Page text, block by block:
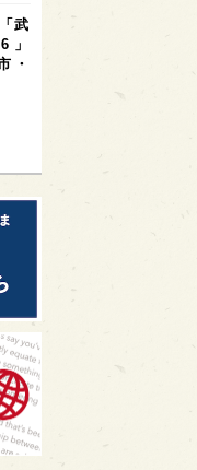
武
」
・